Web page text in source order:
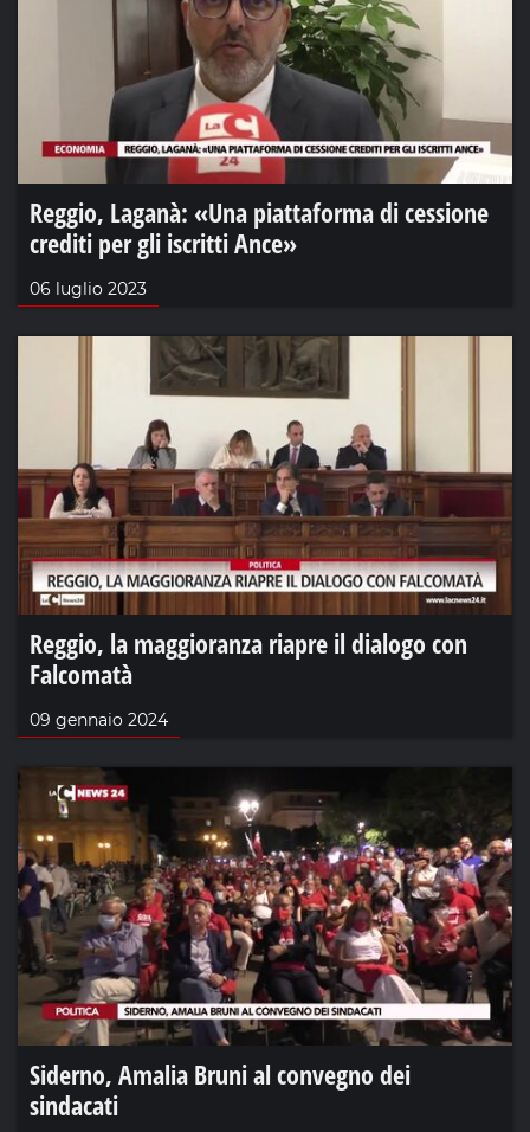
Reggio, Laganà: «Una piattaforma di cessione
crediti per gli iscritti Ance»
06 luglio 2023
Reggio, la maggioranza riapre il dialogo con
Falcomatà
09 gennaio 2024
Siderno, Amalia Bruni al convegno dei
sindacati